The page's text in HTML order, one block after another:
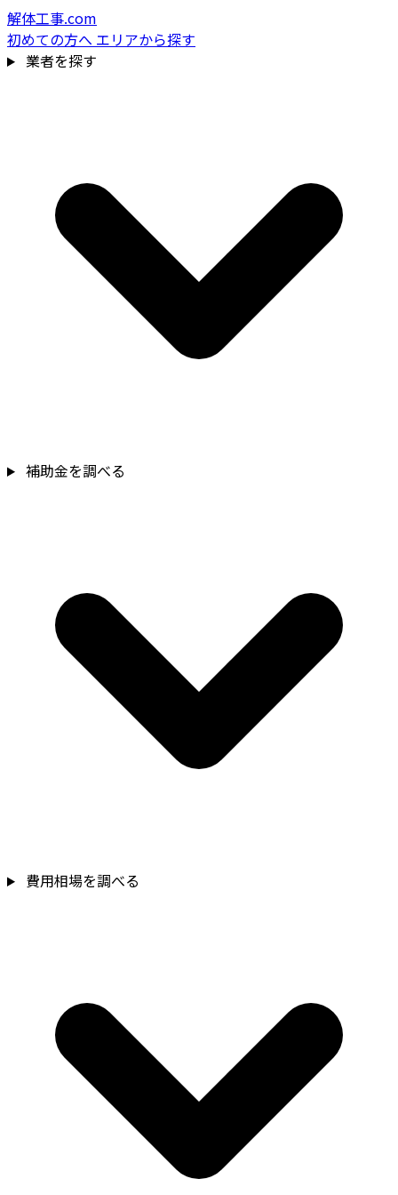
解体工事.com
初めての方へ エリアから探す
業者を探す
補助金を調べる
費用相場を調べる